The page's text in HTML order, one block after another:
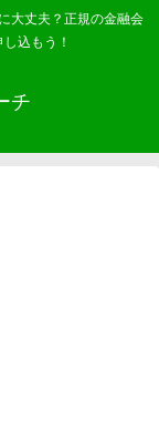
大丈夫？正規の金融会
込もう！
チ